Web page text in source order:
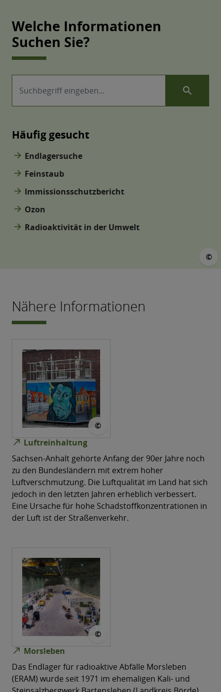
Welche Informationen
Suchen Sie?
search
Häufig gesucht
arrow_forward Endlagersuche
arrow_forward Feinstaub
arrow_forward Immissionsschutzbericht
arrow_forward Ozon
arrow_forward Radioaktivität in der Umwelt
©
Nähere Informationen
©
north_east Luftreinhaltung
Sachsen-​Anhalt gehörte Anfang der 90er Jahre noch
zu den Bundesländern mit extrem hoher
Luftverschmutzung. Die Luftqualität im Land hat sich
jedoch in den letzten Jahren erheblich verbessert.
Eine Ursache für hohe Schadstoffkonzentrationen in
der Luft ist der Straßenverkehr.
©
north_east Morsleben
Das Endlager für radioaktive Abfälle Morsleben
(ERAM) wurde seit 1971 im ehemaligen Kali- und